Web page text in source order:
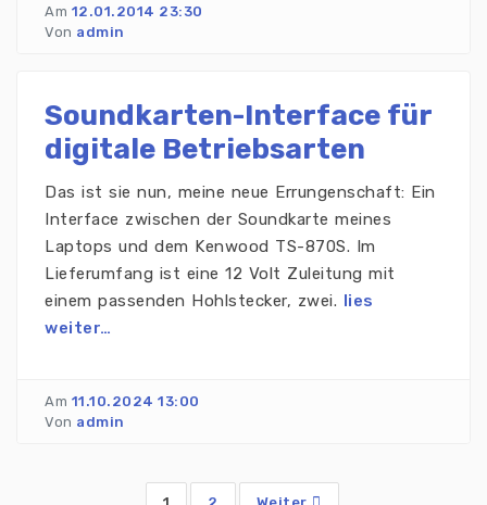
Am 12.01.2014 23:30
Von admin
Soundkarten-Interface für
digitale Betriebsarten
Das ist sie nun, meine neue Errungenschaft: Ein
Interface zwischen der Soundkarte meines
Laptops und dem Kenwood TS-870S. Im
Lieferumfang ist eine 12 Volt Zuleitung mit
einem passenden Hohlstecker, zwei. lies
weiter…
Am 11.10.2024 13:00
Von admin